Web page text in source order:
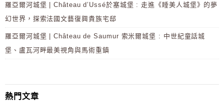
羅亞爾河城堡 | Château d’Ussé於塞城堡 : 走進《睡美人城堡》的夢
幻世界，探索法國文藝復興貴族宅邸
羅亞爾河城堡 | Château de Saumur 索米爾城堡 : 中世紀童話城
堡、盧瓦河畔最美視角與馬術重鎮
熱門文章